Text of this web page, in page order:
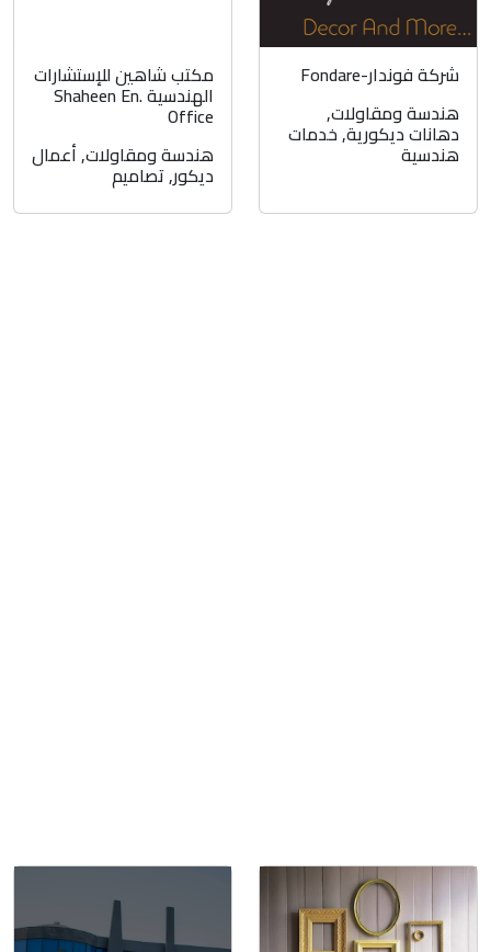
شركة فوندار-Fondare
هندسة ومقاولات,
دهانات ديكورية,خدمات
هندسية
مكتب شاهين للإستشارات
الهندسية Shaheen En.
Office
هندسة ومقاولات,أعمال
ديكور,تصاميم